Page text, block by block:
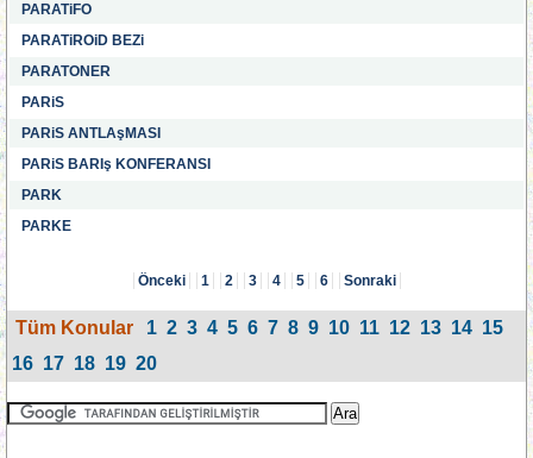
PARATiFO
PARATiROiD BEZi
PARATONER
PARiS
PARiS ANTLAşMASI
PARiS BARIş KONFERANSI
PARK
PARKE
Önceki 1 2 3 4 5 6 Sonraki
Tüm Konular 1 2 3 4 5 6 7 8 9 10 11 12 13 14 15
16 17 18 19 20